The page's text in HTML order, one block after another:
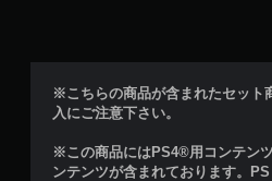
※こちらの商品が含まれたセット
入にご注意下さい。
※この商品にはPS4®用コンテン
ンテンツが含まれております。